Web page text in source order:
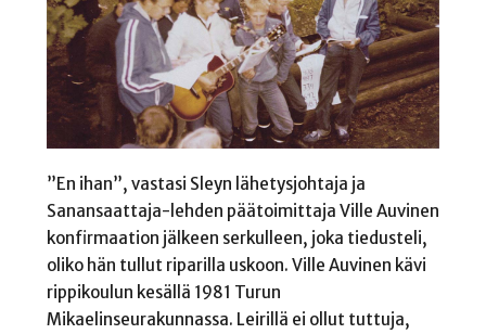
”En ihan”, vastasi Sleyn lähetysjohtaja ja
Sanansaattaja-lehden päätoimittaja Ville Auvinen
konfirmaation jälkeen serkulleen, joka tiedusteli,
oliko hän tullut riparilla uskoon. Ville Auvinen kävi
rippikoulun kesällä 1981 Turun
Mikaelinseurakunnassa. Leirillä ei ollut tuttuja,